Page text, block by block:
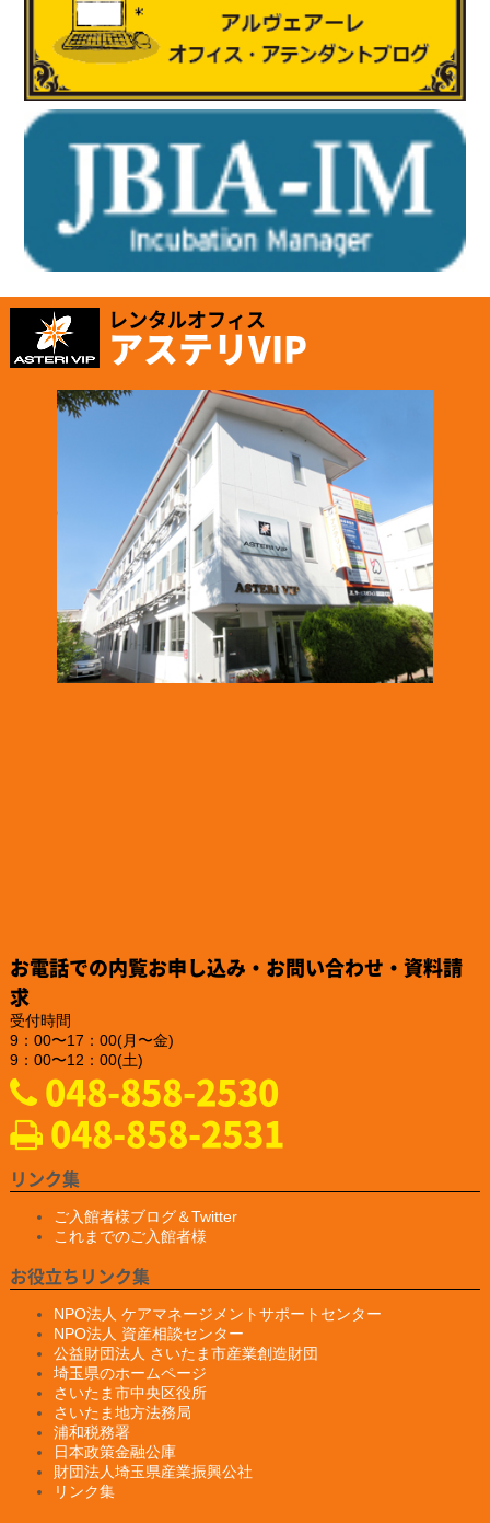
https://www.teikoku-eng.co.jp/notice/9424/
2025.5.8
「有限会社ホッピングワールド」様のお知らせ
ホームページが新しくリニューアルされました。
https://www.hopping.co.jp/jp/index.php
「株式会社テイコク」様のお知らせ
名古屋市ワーク・ライフ・バランス推進企業に認証されました。
https://www.teikoku-eng.co.jp/notice/9424/
2024.12.26
「株式会社NDTアドヴァンス」様のお知らせ
新製品の亀裂深度計『ET-28』の販売を、2025年2月10日に開始
されるそうです。
https://www.ndtadvance.com/info/info-et-28.html
2024.12.25
「株式会社NDTアドヴァンス」様のお知らせ
新製品 非破壊検査用ハンディブラックライト『IDX-550』の販
売を開始されました
https://www.ind-blacklight.jp/product/idx_550/
2024.12.20
「YAMAKI行政書士事務所様」様のお知らせ
ホームページがプレ公開されました。
https://yamaki–office.com/
2024.9.19
リティセミナーのお知らせ
開催日：2024 年10月22日 火曜日
１３：３０受付スタート
１４：００～ 「サイバーセキュリティセミナー」
１５：４５～ 「埼玉県警からの情報提供」
開催地：大宮ソニックシティ 国際会議室 （埼玉県さいたま市
大宮区桜木町1-7-5 ホール棟4階）
https://saitamadaikyo.jp/16777253786776
2024.9.5
「有限会社E-スタヂオ」様のお知らせ
レンタルオフィス
アステリVIP
お電話での内覧お申し込み・お問い合わせ・資料請
求
受付時間
9：00〜17：00(月〜金)
9：00〜12：00(土)
048-858-2530
048-858-2531
リンク集
ご入館者様ブログ＆Twitter
これまでのご入館者様
お役立ちリンク集
NPO法人 ケアマネージメントサポートセンター
NPO法人 資産相談センター
公益財団法人 さいたま市産業創造財団
埼玉県のホームページ
さいたま市中央区役所
さいたま地方法務局
浦和税務署
日本政策金融公庫
財団法人埼玉県産業振興公社
リンク集